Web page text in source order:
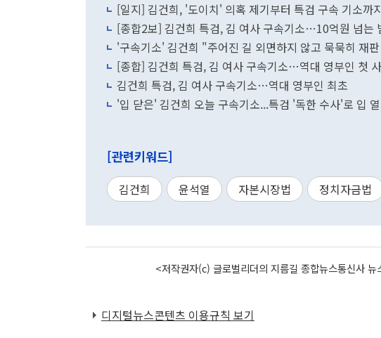
[일지] 김건희, '도이치' 의혹 제기부터 특검 구속 기소까
[종합2보] 김건희 특검, 김 여사 구속기소…10억원 넘는
'구속기소' 김건희 "주어진 길 외면하지 않고 묵묵히 재
[종합] 김건희 특검, 김 여사 구속기소…역대 영부인 첫
김건희 특검, 김 여사 구속기소…역대 영부인 최초
'입 닫은' 김건희 오늘 구속기소...특검 '독한 수사'로 입
[관련키워드]
김건희 윤석열 자본시장법 정치자금법
<저작권자(c) 글로벌리더의 지름길 종합뉴스통신사
디지털뉴스콘텐츠 이용규칙 보기